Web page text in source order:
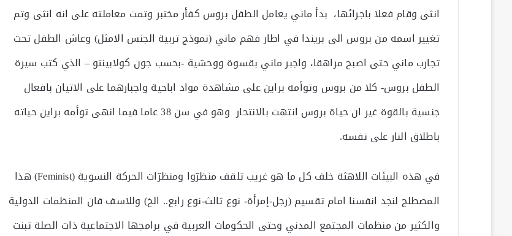
انثى وقام فعلا باجرائها، بدأ ماني يعامل الطفل بروس كفأر مختبر وتمت معاملته على انه انثى وتم
تغيير اسمه من بروس الى بريندا في اطار فهم ماني (نموذج تربية الجنس الامثل) وعاش الطفل تحت
تجارب ماني حتى اصبح مراهقا، واجبر ماني بقسوة ووحشية -بحسب جون كولابينتو – الذي كتب سيرة
الطفل بروس- كلا من بروس وتوأمه براين على مشاهدة مواد اباحية واجبارهما على الاتيان بافعال
جنسية بالقوة غير ان حياة بروس انتهت بالانتحار وهو في سن 38 عاما فيما انهى توأمه براين حياته
باطلاق النار على نفسه.
في هذه البيئات اللاهثة خلف كل ما هو غريب تلقف منظرّوا ومنظرّات الحركة النسوية (Feminist) هذا
المصطلح لنجد انفسنا امام تقسيم (رجل-إمرأة- نوع ثالث-نوع رابع.. الخ) وللاسف فان المنظمات الدولية
والكثير من منظمات المجتمع المدني وحتى الحكومات العربية في برامجها الاجتماعية ذات الصلة تبنت